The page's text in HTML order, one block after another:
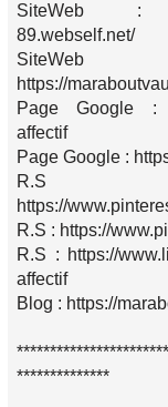
SiteWeb :
89.webself.net/
https://
Page Google :
affectif
Page Google :
https://
R.S : https://
R.S : https://
affectif
Blog : https://
**************